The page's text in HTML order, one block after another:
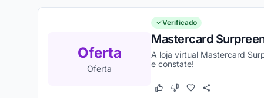
Oferta
Oferta
Verificado
Mastercard
A loja virtual Mastercard
e constate!
Este cupom funcionou
Este cupom não